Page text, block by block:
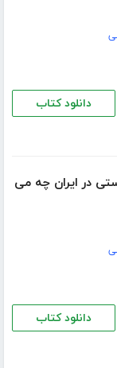
دانلود کتاب
در ایران چه می
دانلود کتاب